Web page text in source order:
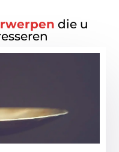
die u